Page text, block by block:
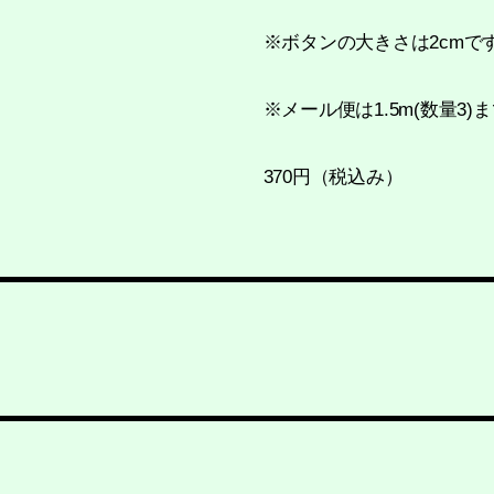
※ボタンの大きさは2cmです
※メール便は1.5m(数量3)ま
370円（税込み）